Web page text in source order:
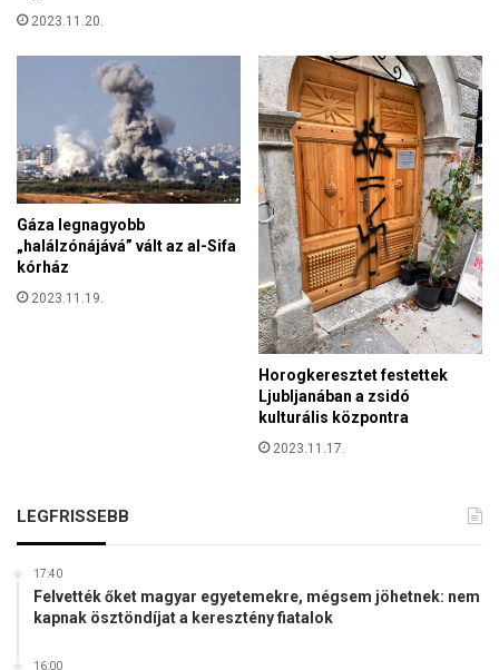
s
e
l
l
e
m
,
o
v
a
2023.11.20.
Gáza legnagyobb
„halálzónájává” vált az al-Sifa
kórház
2023.11.19.
Horogkeresztet festettek
Ljubljanában a zsidó
kulturális központra
2023.11.17.
LEGFRISSEBB
17:40
Felvették őket magyar egyetemekre, mégsem jöhetnek: nem
kapnak ösztöndíjat a keresztény fiatalok
16:00